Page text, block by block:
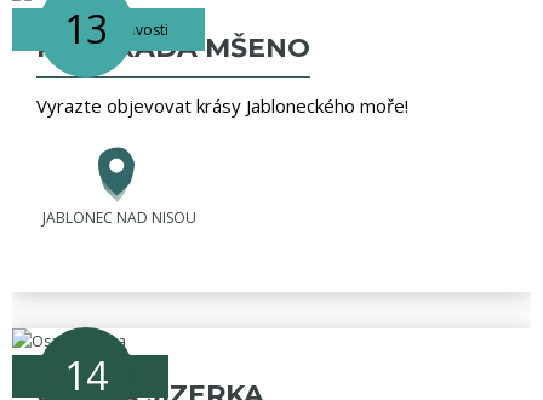
vodní zajímavosti
13
PŘEHRADA MŠENO
Vyrazte objevovat krásy Jabloneckého moře!
JABLONEC NAD NISOU
přírodní cíle
14